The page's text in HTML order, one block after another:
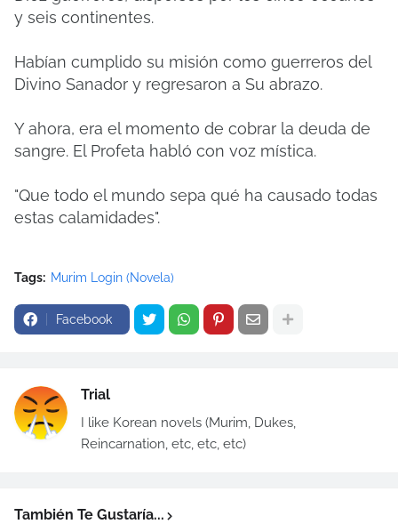
y seis continentes.
Habían cumplido su misión como guerreros del
Divino Sanador y regresaron a Su abrazo.
Y ahora, era el momento de cobrar la deuda de
sangre. El Profeta habló con voz mística.
"Que todo el mundo sepa qué ha causado todas
estas calamidades".
Tags: Murim Login (Novela)
Facebook
Trial
I like Korean novels (Murim, Dukes,
Reincarnation, etc, etc, etc)
También Te Gustaría...